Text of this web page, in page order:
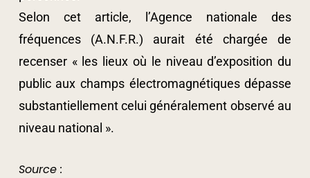
Selon cet article, l’Agence nationale des
fréquences (A.N.F.R.) aurait été chargée de
recenser « les lieux où le niveau d’exposition du
public aux champs électromagnétiques dépasse
substantiellement celui généralement observé au
niveau national ».
Source :